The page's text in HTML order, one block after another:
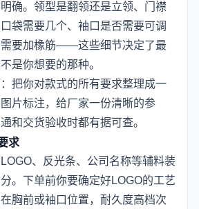
确。领型是翻领还是立领、门襟
袋需要几个、袖口是否需要可调
需要加橡筋——这些细节决定了最
是你想要的那种。
把你对款式的所有要求整理成一
片标注，给厂家一份清晰的参
和交货验收时都有据可查。
求
、反光条、公司名称等辅料装
。下单前你要确定好LOGO的工艺
胸前或袖口位置，耐久度高档次